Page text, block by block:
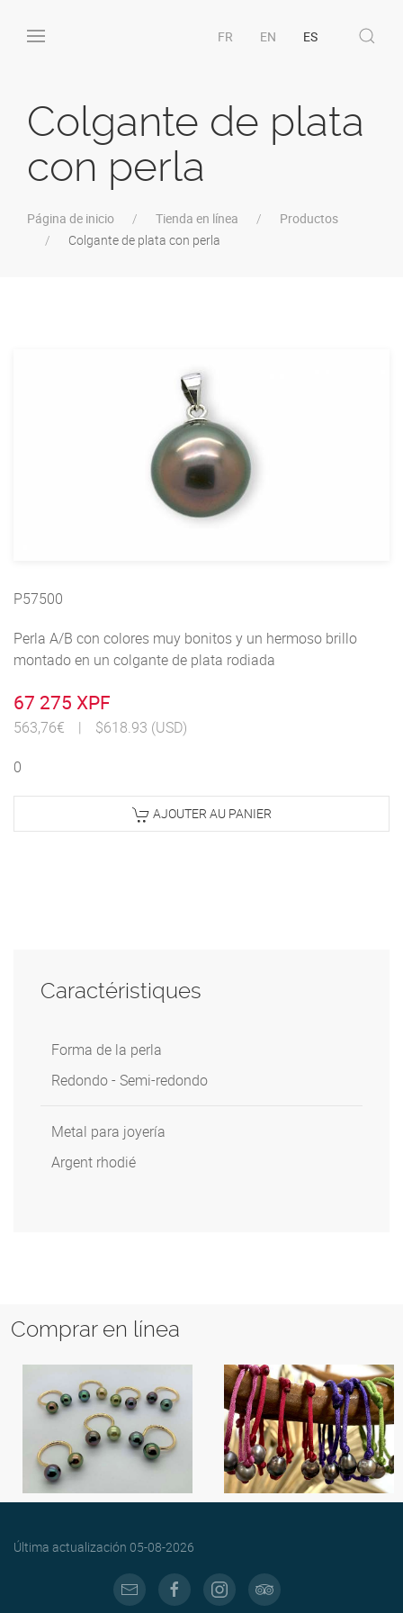
FR EN ES
Colgante de plata
con perla
Página de inicio Tienda en línea
Productos
Colgante de plata con perla
P57500
Perla A/B con colores muy bonitos y un hermoso brillo
montado en un colgante de plata rodiada
67 275 XPF
563,76€ |
$618.93 (USD)
0
AJOUTER AU PANIER
Caractéristiques
Forma de la perla
Redondo - Semi-redondo
Metal para joyería
Argent rhodié
Comprar en línea
Última actualización 05-08-2026